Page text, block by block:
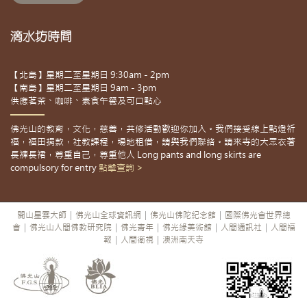
滴水坊時間
【北島】星期二至星期日 9:30am - 2pm
【南島】星期二至星期日 9am - 3pm
供應茗茶、咖啡、素食午餐及可口點心
佛光山的教育，文化，慈善，共修活動歡迎你加入。我們接受線上點燈祈
福，福田捐款，社教課程，場地租借，請與我們聯絡。請來寺的大眾衣著
長褲長裙，尊重自己，尊重他人 Long pants and long skirts are
compulsory for entry 點擊查詢 >
開山星雲大師 佛光山全球資訊網 佛光山佛陀紀念館
國際佛光會世界總
會
佛光山人間佛教研究院 佛光青年 佛光緣美術館 人間通訊社
人間福
報
人間衛視 澳洲南天寺